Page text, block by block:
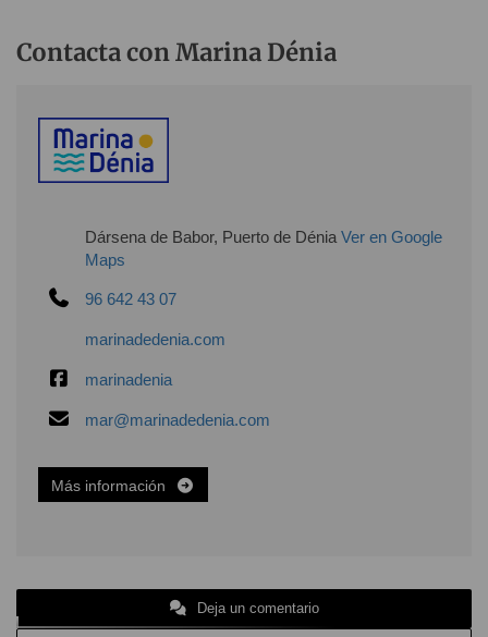
Contacta con Marina Dénia
Dársena de Babor, Puerto de Dénia Ver en Google
Maps
96 642 43 07
marinadedenia.com
marinadenia
mar@marinadedenia.com
Más información
Deja un comentario